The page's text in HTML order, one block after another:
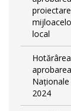
local
Naționale
2024